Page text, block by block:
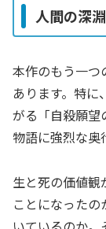
人間の深
本作のもう一つ
あります。特に
がる「自殺願望
物語に強烈な奥
生と死の価値
ことになった